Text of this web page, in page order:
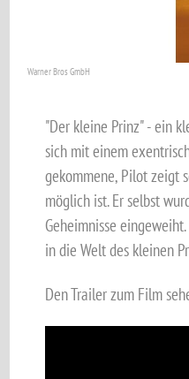
Warner Bros GmbH
"Der kleine Prinz" - ein
sich mit einem
gekommene, Pilot zeigt
möglich ist. Er selbst
Geheimnisse
in die Welt des kleinen
Den Trailer zum Film